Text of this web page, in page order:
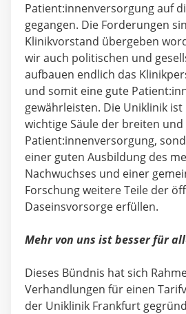
Patient:innenversorgung auf
gegangen. Die Forderungen
Klinikvorstand übergeben
wir auch politischen und
aufbauen endlich das
und somit eine gute
gewährleisten. Die Uniklinik
wichtige Säule der breiten
Patient:innenversorgung,
einer guten Ausbildung des
Nachwuchses und einer
Forschung weitere Teile der
Daseinsvorsorge erfüllen.
Mehr von uns ist besser für
Dieses Bündnis hat sich
Verhandlungen für einen
der Uniklinik Frankfurt